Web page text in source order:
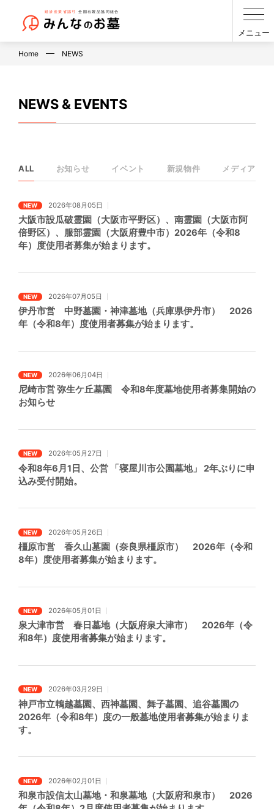
メニュー
Home NEWS
NEWS & EVENTS
ALL お知らせ イベント 新規物件 メディア
NEW 2026年08月05日
大阪市設瓜破霊園（大阪市平野区）、南霊園（大阪市阿
倍野区）、服部霊園（大阪府豊中市）2026年（令和8
年）度使用者募集が始まります。
NEW 2026年07月05日
伊丹市営 中野墓園・神津墓地（兵庫県伊丹市） 2026
年（令和8年）度使用者募集が始まります。
NEW 2026年06月04日
尼崎市営 弥生ケ丘墓園 令和8年度墓地使用者募集開始の
お知らせ
NEW 2026年05月27日
令和8年6月1日、公営 「寝屋川市公園墓地」 2年ぶりに申
込み受付開始。
NEW 2026年05月26日
橿原市営 香久山墓園（奈良県橿原市） 2026年（令和
8年）度使用者募集が始まります。
NEW 2026年05月01日
泉大津市営 春日墓地（大阪府泉大津市） 2026年（令
和8年）度使用者募集が始まります。
NEW 2026年03月29日
神戸市立鵯越墓園、西神墓園、舞子墓園、追谷墓園の
2026年（令和8年）度の一般墓地使用者募集が始まりま
す。
NEW 2026年02月01日
和泉市設信太山墓地・和泉墓地（大阪府和泉市） 2026